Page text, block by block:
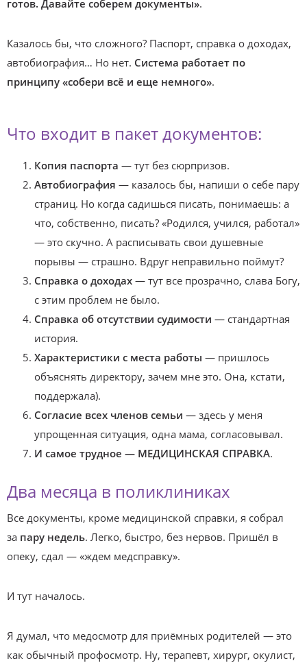
готов. Давайте соберем документы».
Казалось бы, что сложного? Паспорт, справка о доходах,
автобиография… Но нет. Система работает по
принципу «собери всё и еще немного».
Что входит в пакет документов:
Копия паспорта — тут без сюрпризов.
Автобиография — казалось бы, напиши о себе пару
страниц. Но когда садишься писать, понимаешь: а
что, собственно, писать? «Родился, учился, работал»
— это скучно. А расписывать свои душевные
порывы — страшно. Вдруг неправильно поймут?
Справка о доходах — тут все прозрачно, слава Богу,
с этим проблем не было.
Справка об отсутствии судимости — стандартная
история.
Характеристики с места работы — пришлось
объяснять директору, зачем мне это. Она, кстати,
поддержала).
Согласие всех членов семьи — здесь у меня
упрощенная ситуация, одна мама, согласовывал.
И самое трудное — МЕДИЦИНСКАЯ СПРАВКА.
Два месяца в поликлиниках
Все документы, кроме медицинской справки, я собрал
за пару недель. Легко, быстро, без нервов. Пришёл в
опеку, сдал — «ждем медсправку».
И тут началось.
Я думал, что медосмотр для приёмных родителей — это
как обычный профосмотр. Ну, терапевт, хирург, окулист,